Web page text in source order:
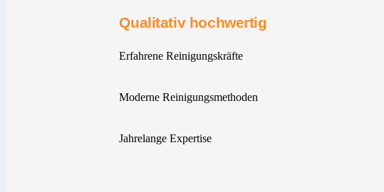
Qualitativ hochwertig
Erfahrene Reinigungskräfte
Moderne Reinigungsmethoden
Jahrelange Expertise